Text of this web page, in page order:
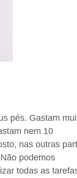
pés. Gastam
nem 10
nas outras
podemos
todas as